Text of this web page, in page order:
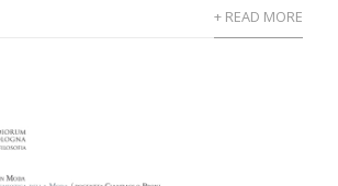
+ READ MORE